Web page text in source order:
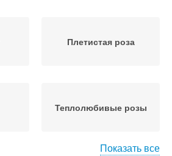
Плетистая роза
Теплолюбивые розы
Показать все